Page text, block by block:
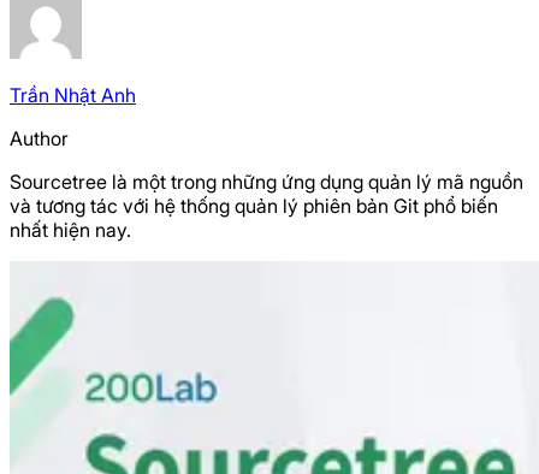
Trần Nhật Anh
Author
Sourcetree là một trong những ứng dụng quản lý mã nguồn
và tương tác với hệ thống quản lý phiên bản Git phổ biến
nhất hiện nay.